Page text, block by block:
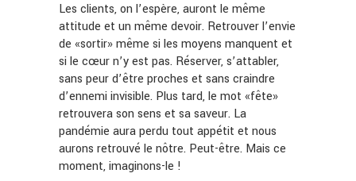
Les clients, on l’espère, auront le même
attitude et un même devoir. Retrouver l’envie
de «sortir» même si les moyens manquent et
si le cœur n’y est pas. Réserver, s’attabler,
sans peur d’être proches et sans craindre
d’ennemi invisible. Plus tard, le mot «fête»
retrouvera son sens et sa saveur. La
pandémie aura perdu tout appétit et nous
aurons retrouvé le nôtre. Peut-être. Mais ce
moment, imaginons-le !